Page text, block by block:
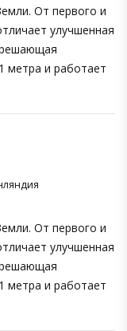
От первого и
улучшенная
метра и работает
От первого и
улучшенная
метра и работает